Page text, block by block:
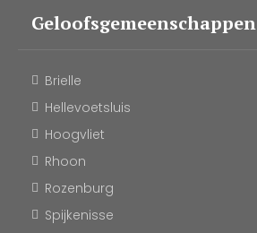
Geloofsgemeenschappen
Brielle
Hellevoetsluis
Hoogvliet
Rhoon
Rozenburg
Spijkenisse